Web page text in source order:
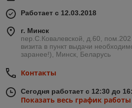
Работает с 12.03.2018
г. Минск
пер.С.Ковалевской, д.60,
визита в пункт выдачи
заранее!), Минск, Беларусь
Контакты
Сегодня работает с 12:30 до
Показать весь график работы